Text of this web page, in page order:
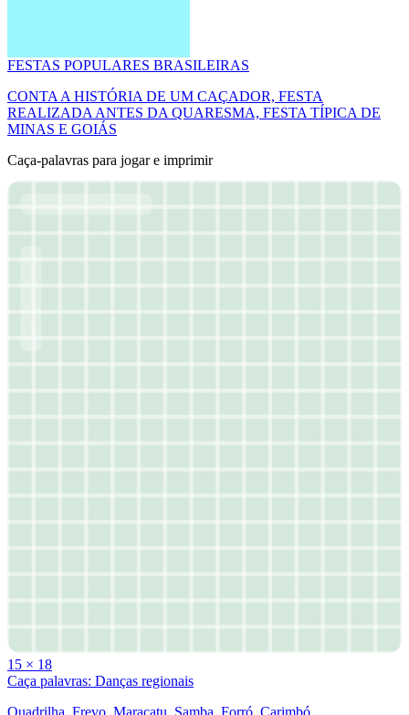
FESTAS POPULARES BRASILEIRAS
CONTA A HISTÓRIA DE UM CAÇADOR, FESTA
REALIZADA ANTES DA QUARESMA, FESTA TÍPICA DE
MINAS E GOIÁS
Caça-palavras para jogar e imprimir
15 × 18
Caça palavras: Danças regionais